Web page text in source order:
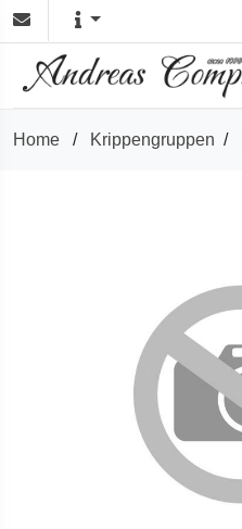
Home / Krippengruppen /